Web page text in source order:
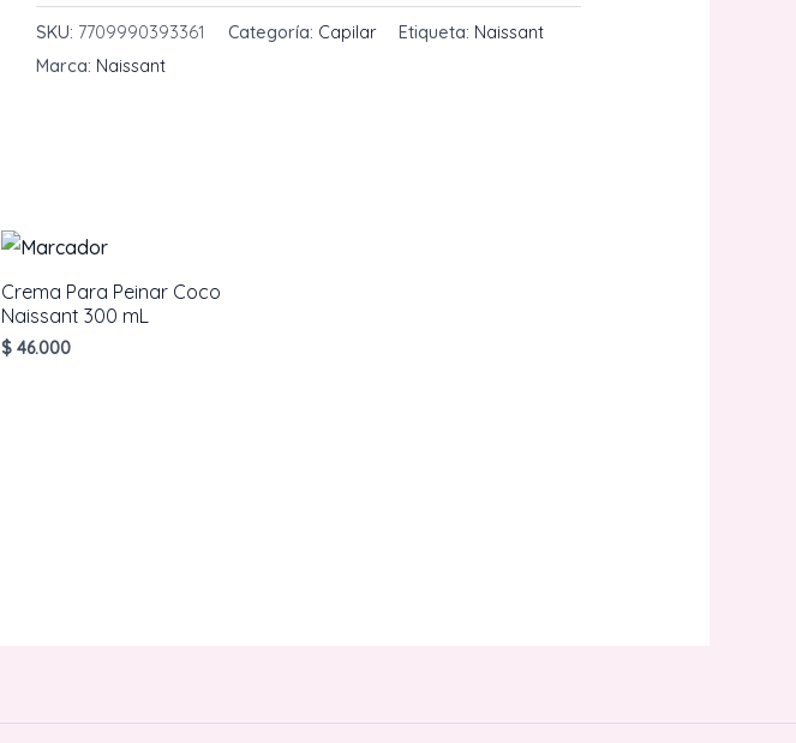
Energy
Naissant
SKU: 7709990393361 Categoría: Capilar Etiqueta: Naissant
Marca: Naissant
Crema Para Peinar Coco
Naissant 300 mL
$ 46.000